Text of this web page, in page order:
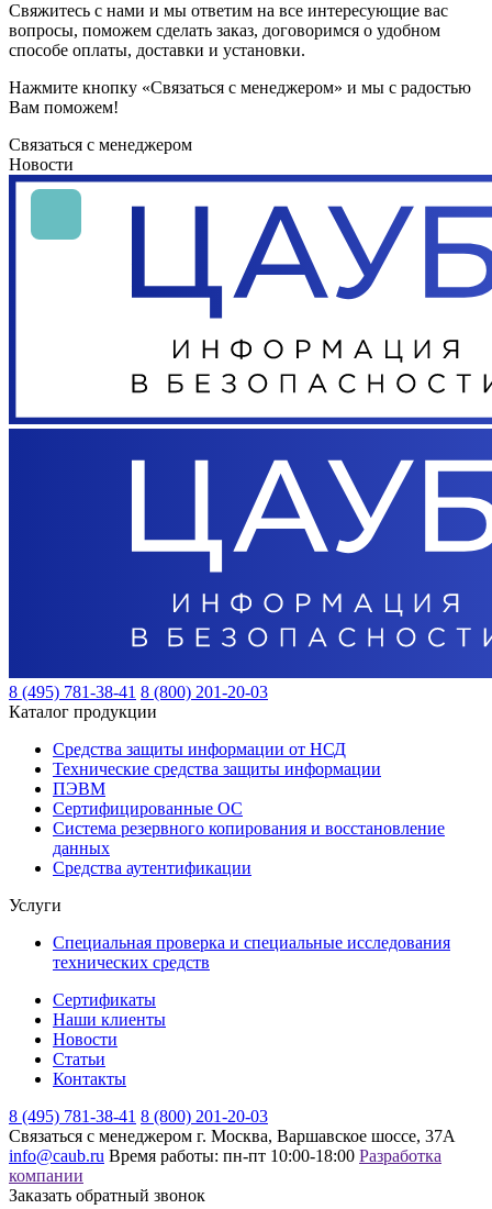
Свяжитесь с нами и мы ответим на все интересующие вас
вопросы, поможем сделать заказ, договоримся о удобном
способе оплаты, доставки и установки.
Нажмите кнопку «Связаться с менеджером» и мы с радостью
Вам поможем!
Связаться с менеджером
Новости
8 (495) 781-38-41 8 (800) 201-20-03
Каталог продукции
Средства защиты информации от НСД
Технические средства защиты информации
ПЭВМ
Сертифицированные ОС
Система резервного копирования и восстановление
данных
Средства аутентификации
Услуги
Специальная проверка и специальные исследования
технических средств
Сертификаты
Наши клиенты
Новости
Статьи
Контакты
8 (495) 781-38-41 8 (800) 201-20-03
Связаться с менеджером г. Москва, Варшавское шоссе, 37А
info@caub.ru Время работы: пн-пт 10:00-18:00 Разработка
компании
Заказать обратный звонок